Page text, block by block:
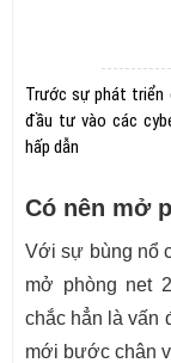
Trước sự phát triển
đầu tư vào các
hấp dẫn
Có nên mở
Với sự bùng nổ
mở phòng net
chắc hẳn là vấn
mới bước chân